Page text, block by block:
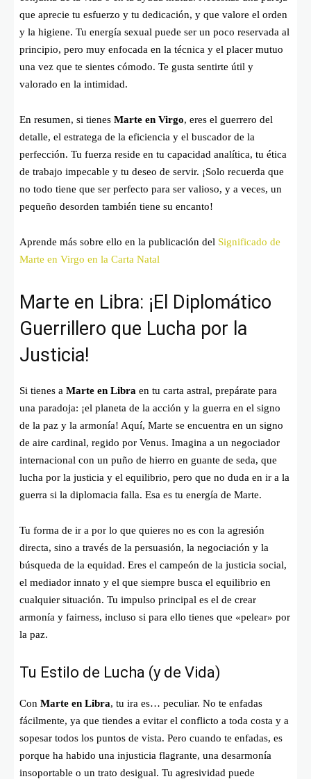
que aprecie tu esfuerzo y tu dedicación, y que valore el orden
y la higiene. Tu energía sexual puede ser un poco reservada al
principio, pero muy enfocada en la técnica y el placer mutuo
una vez que te sientes cómodo. Te gusta sentirte útil y
valorado en la intimidad.
En resumen, si tienes Marte en Virgo, eres el guerrero del
detalle, el estratega de la eficiencia y el buscador de la
perfección. Tu fuerza reside en tu capacidad analítica, tu ética
de trabajo impecable y tu deseo de servir. ¡Solo recuerda que
no todo tiene que ser perfecto para ser valioso, y a veces, un
pequeño desorden también tiene su encanto!
Aprende más sobre ello en la publicación del Significado de
Marte en Virgo en la Carta Natal
Marte en Libra: ¡El Diplomático
Guerrillero que Lucha por la
Justicia!
Si tienes a Marte en Libra en tu carta astral, prepárate para
una paradoja: ¡el planeta de la acción y la guerra en el signo
de la paz y la armonía! Aquí, Marte se encuentra en un signo
de aire cardinal, regido por Venus. Imagina a un negociador
internacional con un puño de hierro en guante de seda, que
lucha por la justicia y el equilibrio, pero que no duda en ir a la
guerra si la diplomacia falla. Esa es tu energía de Marte.
Tu forma de ir a por lo que quieres no es con la agresión
directa, sino a través de la persuasión, la negociación y la
búsqueda de la equidad. Eres el campeón de la justicia social,
el mediador innato y el que siempre busca el equilibrio en
cualquier situación. Tu impulso principal es el de crear
armonía y fairness, incluso si para ello tienes que «pelear» por
la paz.
Tu Estilo de Lucha (y de Vida)
Con Marte en Libra, tu ira es… peculiar. No te enfadas
fácilmente, ya que tiendes a evitar el conflicto a toda costa y a
sopesar todos los puntos de vista. Pero cuando te enfadas, es
porque ha habido una injusticia flagrante, una desarmonía
insoportable o un trato desigual. Tu agresividad puede